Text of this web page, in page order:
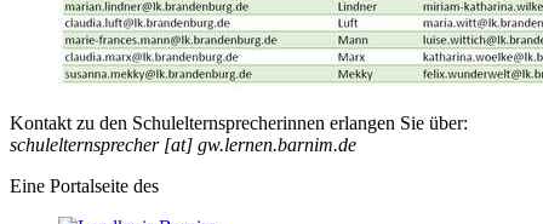
Kontakt zu den Schulelternsprecherinnen erlangen Sie über:
schulelternsprecher [at] gw.lernen.barnim.de
Eine Portalseite des